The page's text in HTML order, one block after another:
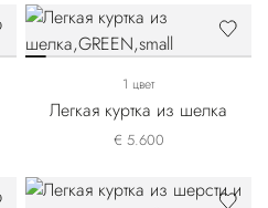
1 цвет
Легкая куртка из шелка
€ 5.600